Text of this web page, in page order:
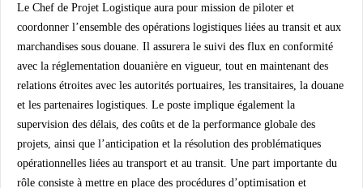
Le Chef de Projet Logistique aura pour mission de piloter et
coordonner l’ensemble des opérations logistiques liées au transit et aux
marchandises sous douane. Il assurera le suivi des flux en conformité
avec la réglementation douanière en vigueur, tout en maintenant des
relations étroites avec les autorités portuaires, les transitaires, la douane
et les partenaires logistiques. Le poste implique également la
supervision des délais, des coûts et de la performance globale des
projets, ainsi que l’anticipation et la résolution des problématiques
opérationnelles liées au transport et au transit. Une part importante du
rôle consiste à mettre en place des procédures d’optimisation et